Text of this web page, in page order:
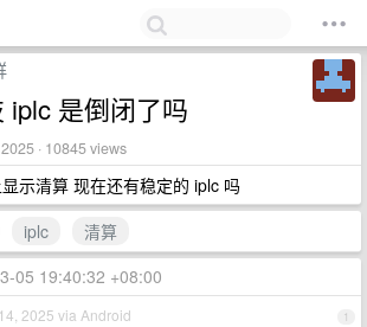
iplc 是倒闭了吗
· 10845 views
示清算 现在还有稳定的 iplc 吗
iplc
清算
05 19:40:32 +08:00
1
2025 via Android